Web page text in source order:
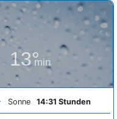
13°
min
Sonne 14:31 Stunden